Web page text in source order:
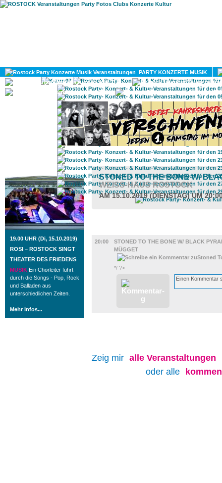
PARTY KONZERTE MUSIK
KULTUR
GAY
ROSTOCK TAGESTIPP
19.00 UHR (Di, 15.10.2019)
ROSI – ROSTOCK SINGT
THEATER DES FRIEDENS
MUSIK Ein Chorleiter führt
durch die Songs - Pop, Rock
und Balladen aus
unterschiedlichen Zeiten.
Mehr Infos...
STONED TO THE BONE W/
WEISS-HAUS ROSTOCK
AM 15.10.2019 (DIENSTAG) UM
20:00
STONED TO THE BONE W/ BLACK
MÜGGET
*/ ?>
Zeig mir alle Veranstaltungen
oder alle